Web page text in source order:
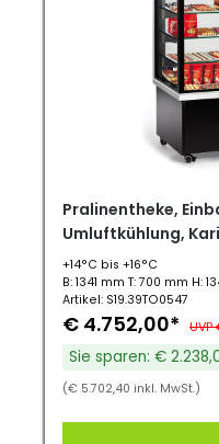
Pralinentheke,
Umluftkühlung,
+14°C bis +16°C
B: 1341 mm T: 700 mm H:
Artikel: S19.39TO0547
€ 4.752,00*
Sie sparen: €
(€ 5.702,40 inkl. MwSt.)